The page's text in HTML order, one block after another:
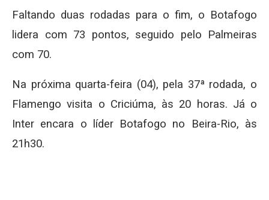
Faltando duas rodadas para o fim, o Botafogo
lidera com 73 pontos, seguido pelo Palmeiras
com 70.
Na próxima quarta-feira (04), pela 37ª rodada, o
Flamengo visita o Criciúma, às 20 horas. Já o
Inter encara o líder Botafogo no Beira-Rio, às
21h30.